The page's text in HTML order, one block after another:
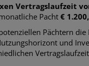
Vertragslaufzeit
Pacht €
Pächtern die
und